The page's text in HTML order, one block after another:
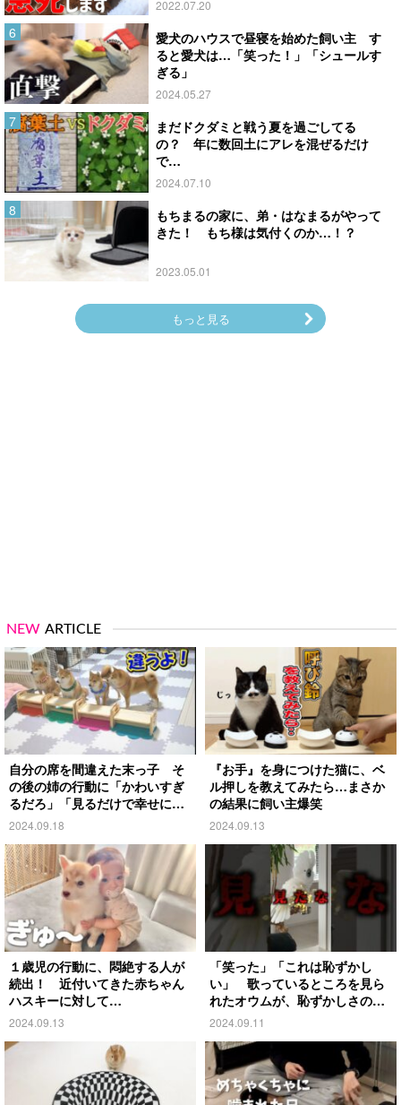
2022.07.20
愛犬のハウスで昼寝を始めた飼い主 す
ると愛犬は…「笑った！」「シュールす
ぎる」
2024.05.27
まだドクダミと戦う夏を過ごしてる
の？ 年に数回土にアレを混ぜるだけ
で…
2024.07.10
もちまるの家に、弟・はなまるがやって
きた！ もち様は気付くのか…！？
2023.05.01
もっと見る
NEW ARTICLE
自分の席を間違えた末っ子 そ
の後の姉の行動に「かわいすぎ
るだろ」「見るだけで幸せにな
る」
2024.09.18
『お手』を身につけた猫に、ベ
ル押しを教えてみたら…まさか
の結果に飼い主爆笑
2024.09.13
１歳児の行動に、悶絶する人が
続出！ 近付いてきた赤ちゃん
ハスキーに対して…
2024.09.13
「笑った」「これは恥ずかし
い」 歌っているところを見ら
れたオウムが、恥ずかしさのあ
まり…
2024.09.11